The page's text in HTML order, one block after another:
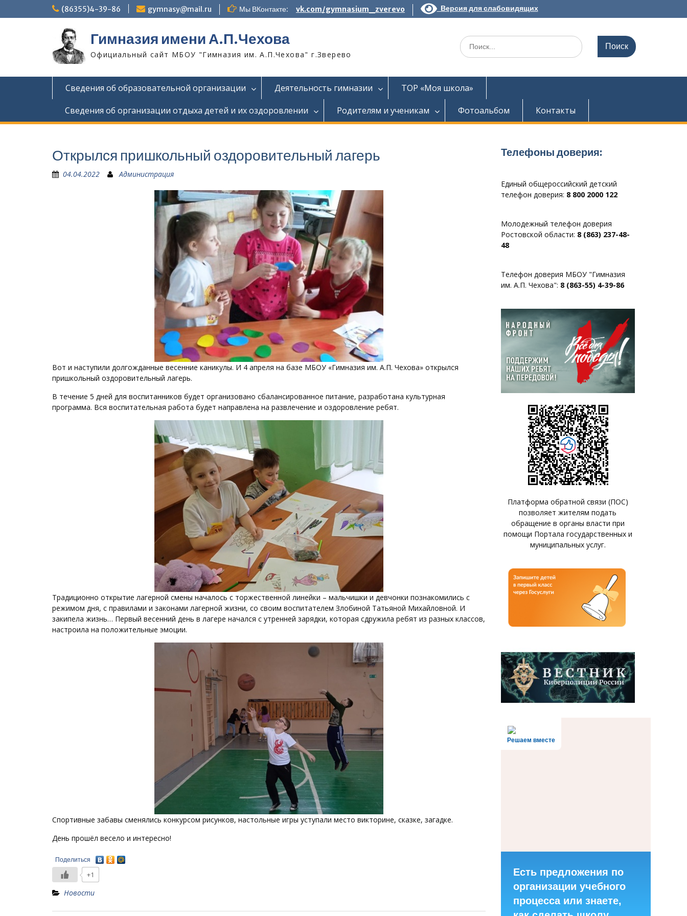
to
(86355)4-39-86 gymnasy@mail.ru Мы ВКонтакте: vk.com/gymnasium_zverevo Версия для слабовидящих
Гимназия имени А.П.Чехова
Официальный сайт МБОУ "Гимназия им. А.П.Чехова" г.Зверево
Search
for:
Сведения об образовательной организации Деятельность гимназии
ТОР «Моя школа»
Сведения об организации отдыха детей и их оздоровлении
Родителям и ученикам Фотоальбом Контакты
Открылся пришкольный оздоровительный лагерь
04.04.2022 Администрация
Вот и наступили долгожданные весенние каникулы. И 4 апреля на базе МБОУ «Гимназия им. А.П. Чехова» открылся
пришкольный оздоровительный лагерь.
В течение 5 дней для воспитанников будет организовано сбалансированное питание, разработана культурная
программа. Вся воспитательная работа будет направлена на развлечение и оздоровление ребят.
Традиционно открытие лагерной смены началось с торжественной линейки – мальчишки и девчонки познакомились с
режимом дня, с правилами и законами лагерной жизни, со своим воспитателем Злобиной Татьяной Михайловной. И
закипела жизнь… Первый весенний день в лагере начался с утренней зарядки, которая сдружила ребят из разных классов,
настроила на положительные эмоции.
Спортивные забавы сменялись конкурсом рисунков, настольные игры уступали место викторине, сказке, загадке.
День прошёл весело и интересно!
Поделиться
+1
Новости
Телефоны доверия:
Единый общероссийский детский
телефон доверия: 8 800 2000 122
Молодежный телефон доверия
Ростовской области: 8 (863) 237-48-
48
Телефон доверия МБОУ "Гимназия
им. А.П. Чехова": 8 (863-55) 4-39-86
Платформа обратной связи (ПОС)
позволяет жителям подать
обращение в органы власти при
помощи Портала государственных и
муниципальных услуг.
Решаем вместе
Есть предложения по
организации учебного
процесса или знаете,